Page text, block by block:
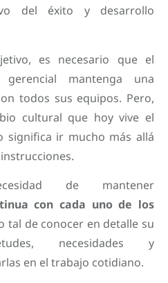
del éxito y desarrollo
es necesario que el
mantenga una
todos sus equipos. Pero,
cultural que hoy vive el
significa ir mucho más allá
de mantener
con cada uno de los
tal de conocer en detalle su
necesidades y
en el trabajo cotidiano.